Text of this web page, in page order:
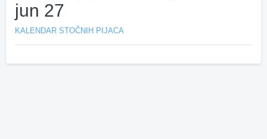
jun 27
KALENDAR STOČNIH PIJACA